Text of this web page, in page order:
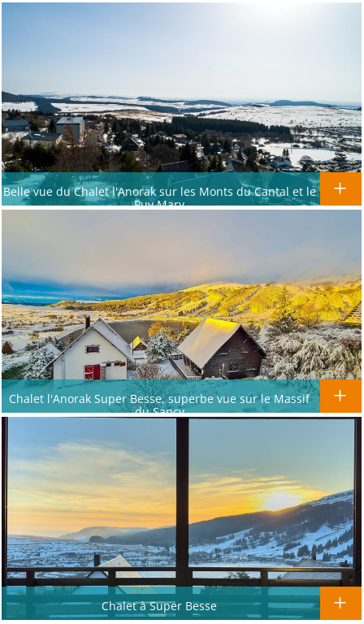
Belle vue du Chalet l'Anorak sur les Monts du Cantal et le
Puy Mary
Chalet l'Anorak Super Besse, superbe vue sur le Massif
du Sancy
Chalet à Super Besse